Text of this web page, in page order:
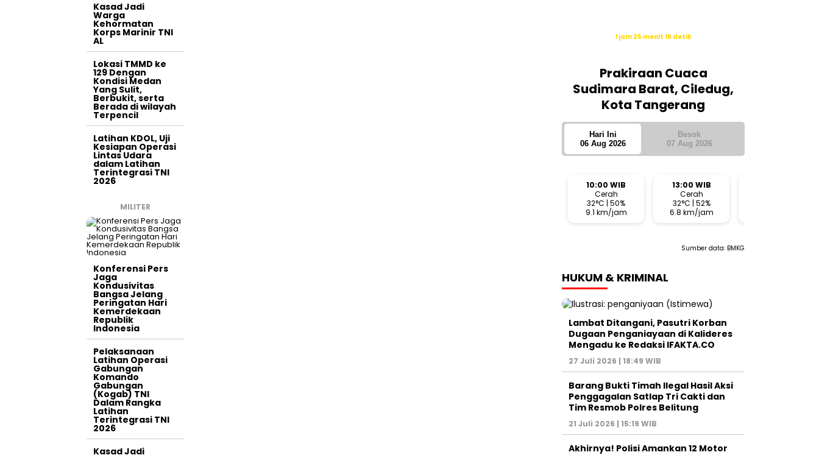
Kasad Jadi
Warga
Kehormatan
Korps Marinir TNI
AL
Lokasi TMMD ke
129 Dengan
Kondisi Medan
Yang Sulit,
Berbukit, serta
Berada di wilayah
Terpencil
Latihan KDOL, Uji
Kesiapan Operasi
Lintas Udara
dalam Latihan
Terintegrasi TNI
2026
MILITER
Konferensi Pers
Jaga
Kondusivitas
Bangsa Jelang
Peringatan Hari
Kemerdekaan
Republik
Indonesia
Pelaksanaan
Latihan Operasi
Gabungan
Komando
Gabungan
(Kogab) TNI
Dalam Rangka
Latihan
Terintegrasi TNI
2026
Kasad Jadi
1 jam 25 menit 15 detik
Prakiraan Cuaca
Sudimara Barat, Ciledug,
Kota Tangerang
Hari Ini
06 Aug 2026
Besok
07 Aug 2026
10:00 WIB
Cerah
32°C | 50%
9.1 km/jam
13:00 WIB
Cerah
32°C | 52%
6.8 km/jam
Sumber data: BMKG
HUKUM & KRIMINAL
Lambat Ditangani, Pasutri Korban
Dugaan Penganiayaan di Kalideres
Mengadu ke Redaksi IFAKTA.CO
27 Juli 2026 | 18:49 WIB
Barang Bukti Timah Ilegal Hasil Aksi
Penggagalan Satlap Tri Cakti dan
Tim Resmob Polres Belitung
21 Juli 2026 | 15:19 WIB
Akhirnya! Polisi Amankan 12 Motor